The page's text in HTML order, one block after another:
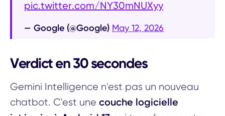
pic.twitter.com/NY30mNUXyy
— Google (@Google) May 12, 2026
Verdict en 30 secondes
Gemini Intelligence n'est pas un nouveau
chatbot. C'est une couche logicielle